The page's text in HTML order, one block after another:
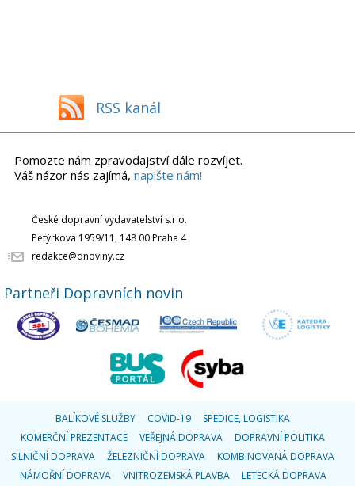
RSS kanál
Pomozte nám zpravodajství dále rozvíjet.
Váš názor nás zajímá, napište nám!
České dopravní vydavatelství s.r.o.
Petýrkova 1959/11, 148 00 Praha 4
redakce@dnoviny.cz
Partneři Dopravních novin
BALÍKOVÉ SLUŽBY COVID-19
SPEDICE, LOGISTIKA
KOMERČNÍ PREZENTACE
VEŘEJNÁ DOPRAVA
DOPRAVNÍ POLITIKA
SILNIČNÍ DOPRAVA
ŽELEZNIČNÍ DOPRAVA
KOMBINOVANÁ DOPRAVA
NÁMOŘNÍ DOPRAVA
VNITROZEMSKÁ PLAVBA LETECKÁ DOPRAVA